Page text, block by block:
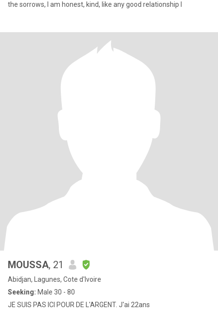
the sorrows, I am honest, kind, like any good relationship I
MOUSSA, 21
Abidjan, Lagunes, Cote d'Ivoire
Seeking: Male 30 - 80
JE SUIS PAS ICI POUR DE L'ARGENT. J'ai 22ans